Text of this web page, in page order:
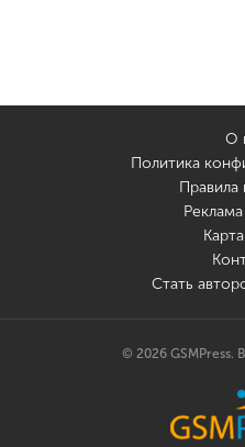
О
Политика
Правила
Стать
© 2026 GSMPress.